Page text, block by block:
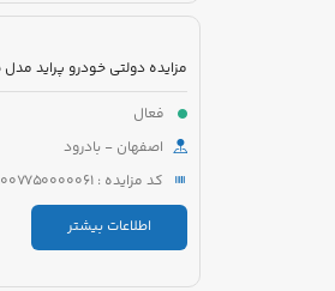
فعال
اصفهان - بادرود
کد مزایده : 5221007750000061
اطلاعات بیشتر